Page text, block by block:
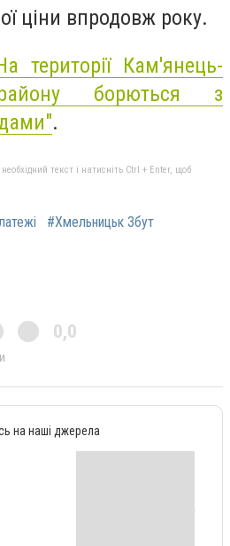
ціни впродовж року.
території Кам'янець-
району борються з
.
текст і натисніть Ctrl + Enter, щоб
#Хмельницьк Збут
0,0
на наші джерела